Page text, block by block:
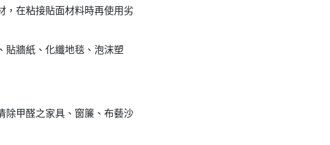
，在粘接貼面材料時再使用劣
貼牆紙、化纖地毯、泡沫塑
除甲醛之家具、窗簾、布藝沙